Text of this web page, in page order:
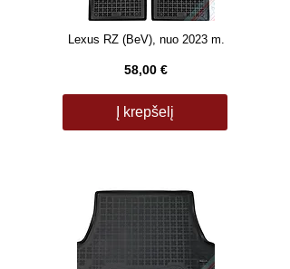
Lexus RZ (BeV), nuo 2023 m.
58,00 €
Į krepšelį